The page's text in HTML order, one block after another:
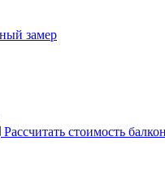
замер
Рассчитать стоимость